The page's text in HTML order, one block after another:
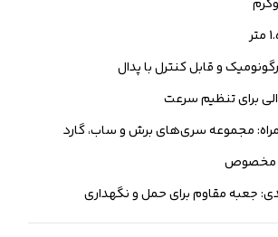
و قابل کنترل با پدال
برای تنظیم سرعت
مجموعه سری‌های برش و ساب، گارد
مخصوص
جعبه مقاوم برای حمل و نگهداری